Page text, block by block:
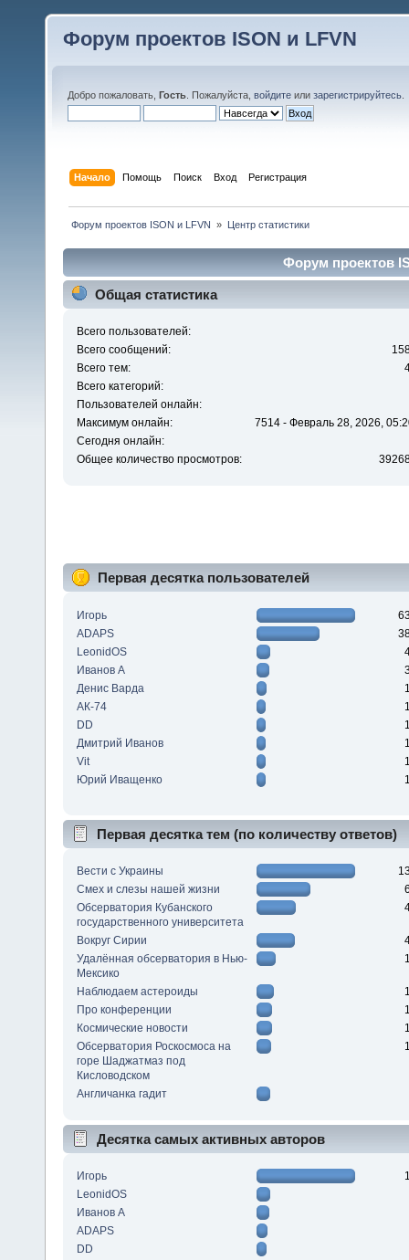
Форум проектов ISON и LFVN
Добро пожаловать, Гость . Пожалуйста, войдите или зарегистрируйтесь
Начало Помощь Поиск Вход Регистрация
Форум проектов ISON и LFVN » Центр статистики
Форум проектов
Общая статистика
Всего пользователей:
Всего сообщений:
Всего тем:
Всего категорий:
Пользователей онлайн:
Максимум онлайн:
7514 - Февраль 28, 2026,
Сегодня онлайн:
Общее количество просмотров:
Первая десятка пользователей
Игорь
ADAPS
LeonidOS
Иванов А
Денис Варда
АК-74
DD
Дмитрий Иванов
Vit
Юрий Иващенко
Первая десятка тем (по количеству ответов)
Вести с Украины
Смех и слезы нашей жизни
Обсерватория Кубанского
государственного университета
Вокруг Сирии
Удалённая обсерватория в Нью-
Мексико
Наблюдаем астероиды
Про конференции
Космические новости
Обсерватория Роскосмоса на
горе Шаджатмаз под
Кисловодском
Англичанка гадит
Десятка самых активных авторов
Игорь
LeonidOS
Иванов А
ADAPS
DD